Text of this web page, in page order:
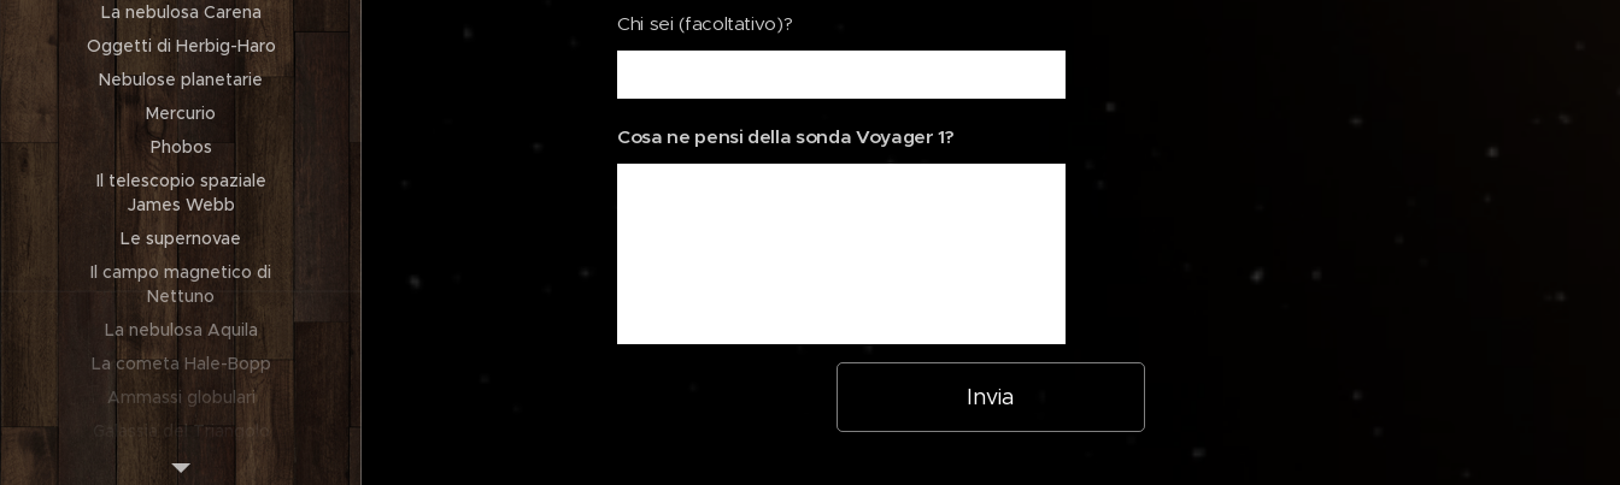
La nebulosa Carena
Oggetti di Herbig-Haro
Nebulose planetarie
Mercurio
Phobos
Il telescopio spaziale
James Webb
Le supernovae
Il campo magnetico di
Nettuno
La nebulosa Aquila
La cometa Hale-Bopp
Ammassi globulari
Galassia del Triangolo
La Voyager 1
Chi sei (facoltativo)?
Cosa ne pensi della sonda Voyager 1?
Invia